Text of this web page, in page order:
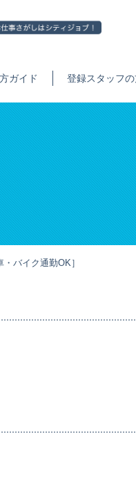
ガイド 登録スタッフ
バイク通勤OK］